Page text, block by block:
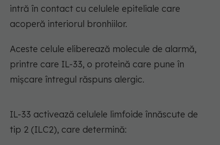
intră în contact cu celulele epiteliale care
acoperă interiorul bronhiilor.
Aceste celule eliberează molecule de alarmă,
printre care IL-33, o proteină care pune în
mișcare întregul răspuns alergic.
IL-33 activează celulele limfoide înnăscute de
tip 2 (ILC2), care determină: